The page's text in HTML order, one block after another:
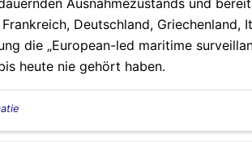
Deutschland, Griechenland,
die „European-led maritime
heute nie gehört haben.